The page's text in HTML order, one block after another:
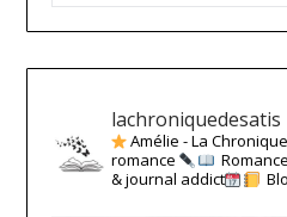
lachroniquedesatis
Amélie - La
romance
& journal addict